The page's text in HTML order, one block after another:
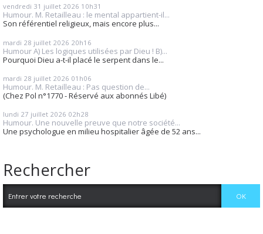
vendredi 31 juillet 2026 10h31
Humour. M. Retailleau : le mental appartient-il...
Son référentiel religieux, mais encore plus...
mardi 28 juillet 2026 20h16
Humour A) Les logiques utilisées par Dieu ! B)...
Pourquoi Dieu a-t-il placé le serpent dans le...
mardi 28 juillet 2026 01h06
Humour. M. Retailleau : Pas question de...
(Chez Pol n°1770 - Réservé aux abonnés Libé)
lundi 27 juillet 2026 02h28
Humour. Une nouvelle preuve que notre société...
Une psychologue en milieu hospitalier âgée de 52 ans...
Rechercher